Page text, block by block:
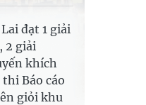
đạt 1 giải
2 giải
khích
Báo cáo
giỏi khu